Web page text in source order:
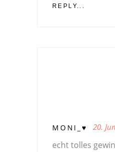
REPLY...
MONI_♥ 20.
echt tolles